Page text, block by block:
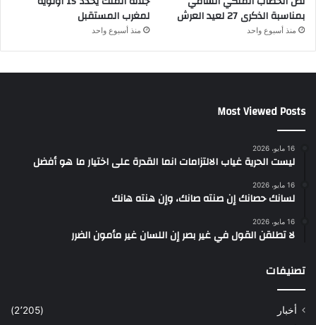
بمناسبة الذكرى 27 لعيد العرش
منذ أسبوع واحد
لمغرب المستقبل
منذ أسبوع واحد
Most Viewed Posts
16 مايو، 2026
ليست الحرية غياب الالتزامات انما القدرة على اختيار ما هو أفضل
16 مايو، 2026
لسانك حصانك إن صنته صانك، وإن هنته هانك
16 مايو، 2026
لا تطلقن القول في غير بصر إن اللسان غير مأمون الضرر
تصنيفات
أخبار
(2٬205)